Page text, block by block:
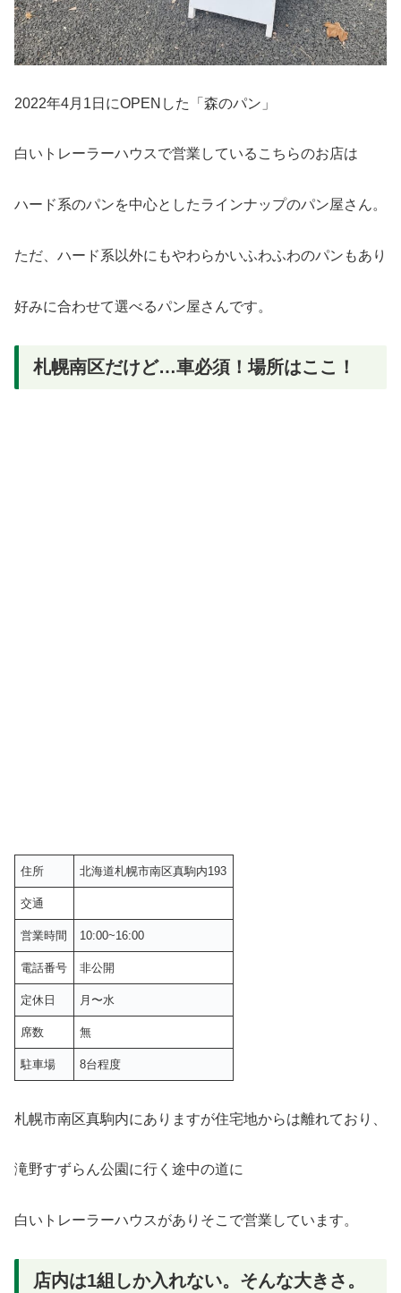
2022年4月1日にOPENした「森のパン」
白いトレーラーハウスで営業しているこちらのお店は
ハード系のパンを中心としたラインナップのパン屋さん。
ただ、ハード系以外にもやわらかいふわふわのパンもあり
好みに合わせて選べるパン屋さんです。
札幌南区だけど…車必須！場所はここ！
住所 北海道札幌市南区真駒内193
交通
営業時間 10:00~16:00
電話番号 非公開
定休日 月〜水
席数 無
駐車場 8台程度
札幌市南区真駒内にありますが住宅地からは離れており、
滝野すずらん公園に行く途中の道に
白いトレーラーハウスがありそこで営業しています。
店内は1組しか入れない。そんな大きさ。